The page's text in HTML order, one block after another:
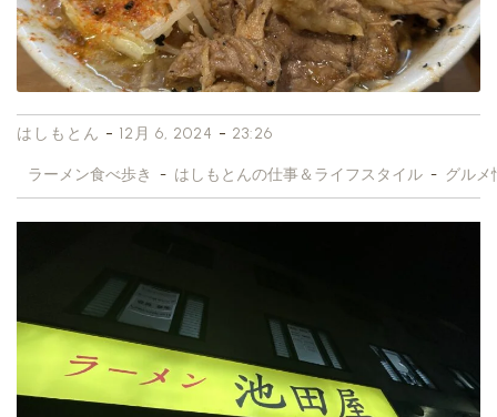
はしもとん - 12月 6, 2024 - 23:26
ラーメン食べ歩き - はしもとんの仕事＆ライフスタイル - グルメ